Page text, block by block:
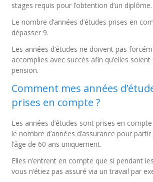
stages requis pour l’obtention d’un diplôme.
Le nombre d’années d’études prises en
dépasser 9.
Les années d’études ne doivent pas
accomplies avec succès afin qu’elles
pension.
Comment mes années
prises en compte ?
Les années d’études sont prises en
le nombre d’années d’assurance pour
l’âge de 60 ans uniquement.
Elles n’entrent en compte que si pendant
vous n’étiez pas assuré via un travail par